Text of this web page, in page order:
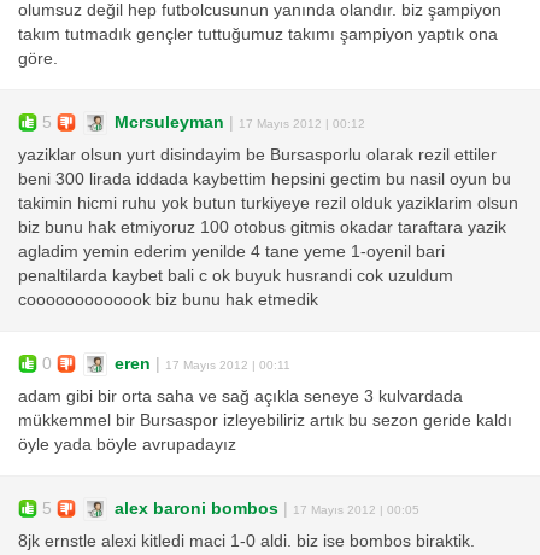
olumsuz değil hep futbolcusunun yanında olandır. biz şampiyon
takım tutmadık gençler tuttuğumuz takımı şampiyon yaptık ona
göre.
5 Mcrsuleyman | 17 Mayıs 2012 | 00:12
yaziklar olsun yurt disindayim be Bursasporlu olarak rezil ettiler
beni 300 lirada iddada kaybettim hepsini gectim bu nasil oyun bu
takimin hicmi ruhu yok butun turkiyeye rezil olduk yaziklarim olsun
biz bunu hak etmiyoruz 100 otobus gitmis okadar taraftara yazik
agladim yemin ederim yenilde 4 tane yeme 1-oyenil bari
penaltilarda kaybet bali c ok buyuk husrandi cok uzuldum
cooooooooooook biz bunu hak etmedik
0 eren | 17 Mayıs 2012 | 00:11
adam gibi bir orta saha ve sağ açıkla seneye 3 kulvardada
mükkemmel bir Bursaspor izleyebiliriz artık bu sezon geride kaldı
öyle yada böyle avrupadayız
5 alex baroni bombos | 17 Mayıs 2012 | 00:05
8jk ernstle alexi kitledi maci 1-0 aldi. biz ise bombos biraktik.